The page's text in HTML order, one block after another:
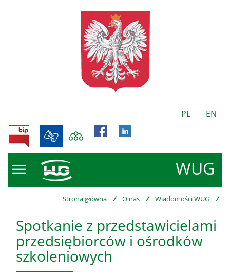
PL EN
WUG
BIP
Strona główna / O nas / Wiadomości WUG /
Spotkanie z przedstawicielami
przedsiębiorców i ośrodków
szkoleniowych